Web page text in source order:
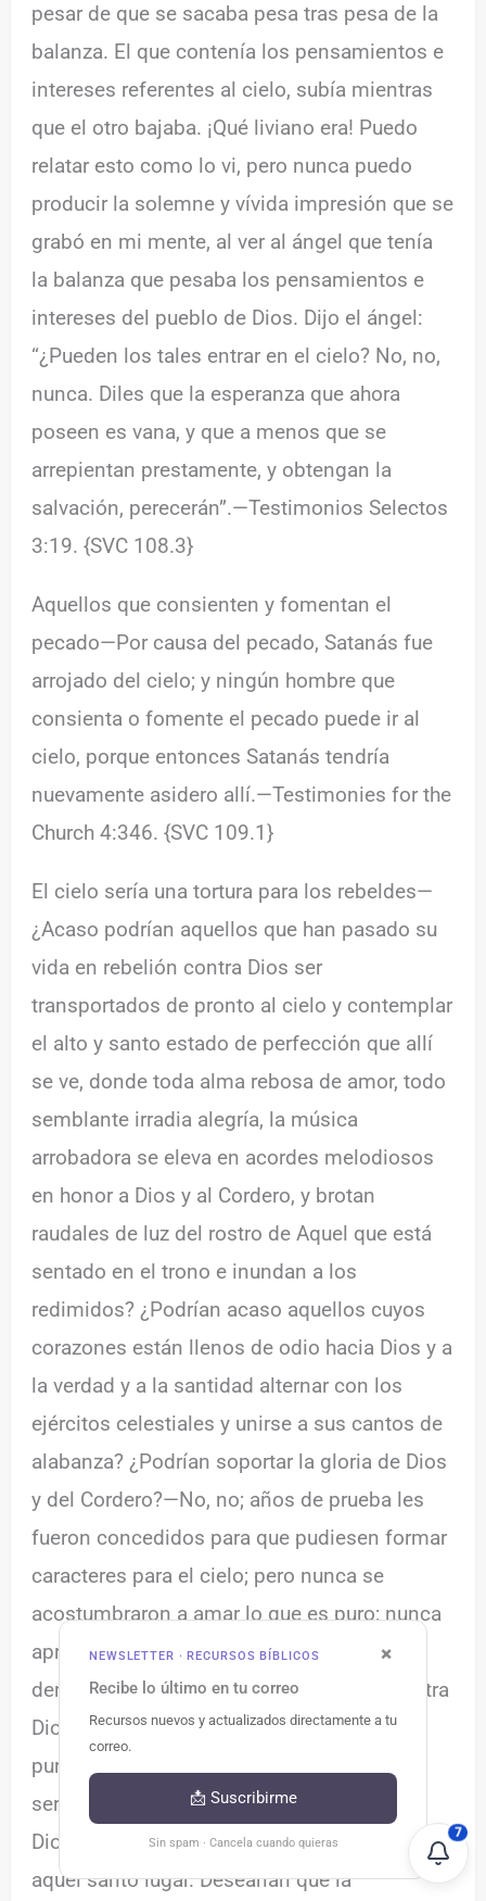
pesar de que se sacaba pesa tras pesa de la
balanza. El que contenía los pensamientos e
intereses referentes al cielo, subía mientras
que el otro bajaba. ¡Qué liviano era! Puedo
relatar esto como lo vi, pero nunca puedo
producir la solemne y vívida impresión que se
grabó en mi mente, al ver al ángel que tenía
la balanza que pesaba los pensamientos e
intereses del pueblo de Dios. Dijo el ángel:
“¿Pueden los tales entrar en el cielo? No, no,
nunca. Diles que la esperanza que ahora
poseen es vana, y que a menos que se
arrepientan prestamente, y obtengan la
salvación, perecerán”.—Testimonios Selectos
3:19. {SVC 108.3}
Aquellos que consienten y fomentan el
pecado—Por causa del pecado, Satanás fue
arrojado del cielo; y ningún hombre que
consienta o fomente el pecado puede ir al
cielo, porque entonces Satanás tendría
nuevamente asidero allí.—Testimonies for the
Church 4:346. {SVC 109.1}
El cielo sería una tortura para los rebeldes—
¿Acaso podrían aquellos que han pasado su
vida en rebelión contra Dios ser
transportados de pronto al cielo y contemplar
el alto y santo estado de perfección que allí
se ve, donde toda alma rebosa de amor, todo
semblante irradia alegría, la música
arrobadora se eleva en acordes melodiosos
en honor a Dios y al Cordero, y brotan
raudales de luz del rostro de Aquel que está
sentado en el trono e inundan a los
redimidos? ¿Podrían acaso aquellos cuyos
corazones están llenos de odio hacia Dios y a
la verdad y a la santidad alternar con los
ejércitos celestiales y unirse a sus cantos de
alabanza? ¿Podrían soportar la gloria de Dios
y del Cordero?—No, no; años de prueba les
fueron concedidos para que pudiesen formar
caracteres para el cielo; pero nunca se
acostumbraron a amar lo que es puro; nunca
aprendieron el lenguaje del cielo, y ya es
demasiado tarde. Una vida de rebelión contra
Dios los ha inhabilitado para el cielo. La
pureza, la santidad y la paz que reinan allí
serían para ellos un tormento; la gloria de
Dios, un fuego consumidor. Ansiarían huir de
aquel santo lugar. Desearían que la
×
NEWSLETTER · RECURSOS BÍBLICOS
Recibe lo último en tu correo
Recursos nuevos y actualizados directamente a tu
correo.
📩 Suscribirme
Sin spam · Cancela cuando quieras
7